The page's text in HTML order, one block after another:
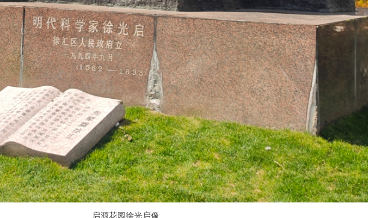
启源花园徐光启像